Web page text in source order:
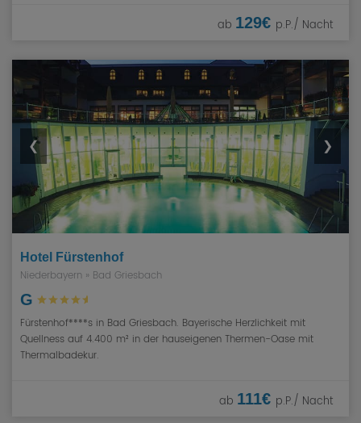
ab 129€ p.P./ Nacht
❮ ❯
Hotel Fürstenhof
Niederbayern » Bad Griesbach
G
Fürstenhof****s in Bad Griesbach. Bayerische Herzlichkeit mit
Quellness auf 4.400 m² in der hauseigenen Thermen-Oase mit
Thermalbadekur.
ab 111€ p.P./ Nacht